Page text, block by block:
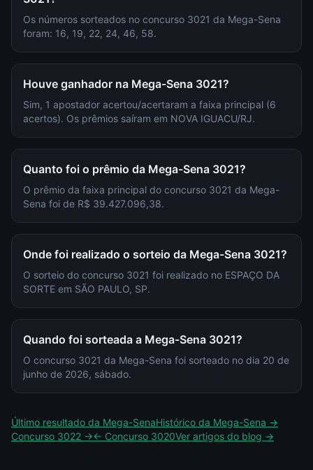
Os números sorteados no concurso 3021 da Mega-Sena
foram: 16, 19, 22, 24, 46, 58.
Houve ganhador na Mega-Sena 3021?
Sim, 1 apostador acertou/acertaram a faixa principal (6
acertos). Os prêmios saíram em NOVA IGUACU/RJ.
Quanto foi o prêmio da Mega-Sena 3021?
O prêmio da faixa principal do concurso 3021 da Mega-
Sena foi de R$ 39.427.096,38.
Onde foi realizado o sorteio da Mega-Sena 3021?
O sorteio do concurso 3021 foi realizado no ESPAÇO DA
SORTE em SÃO PAULO, SP.
Quando foi sorteada a Mega-Sena 3021?
O concurso 3021 da Mega-Sena foi sorteado no dia 20 de
junho de 2026, sábado.
Último resultado da Mega-SenaHistórico da Mega-Sena →
Concurso 3022 →← Concurso 3020Ver artigos do blog →